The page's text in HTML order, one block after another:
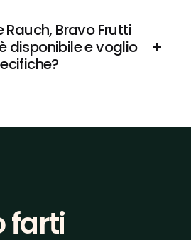
Bravo Frutti
disponibile e voglio
farti